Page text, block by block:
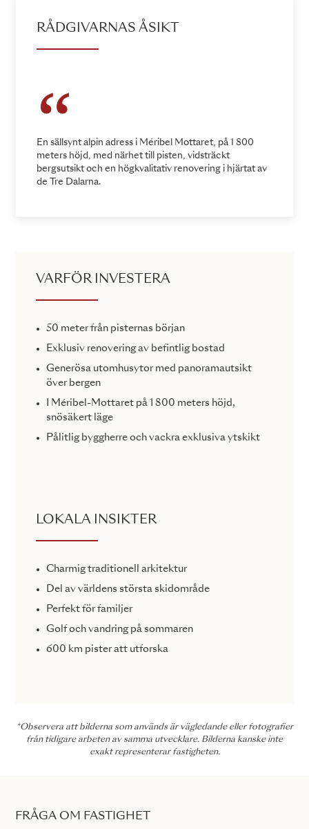
RÅDGIVARNAS ÅSIKT
En sällsynt alpin adress i Méribel Mottaret, på 1 800
meters höjd, med närhet till pisten, vidsträckt
bergsutsikt och en högkvalitativ renovering i hjärtat av
de Tre Dalarna.
VARFÖR INVESTERA
50 meter från pisternas början
Exklusiv renovering av befintlig bostad
Generösa utomhusytor med panoramautsikt
över bergen
I Méribel-Mottaret på 1 800 meters höjd,
snösäkert läge
Pålitlig byggherre och vackra exklusiva ytskikt
LOKALA INSIKTER
Charmig traditionell arkitektur
Del av världens största skidområde
Perfekt för familjer
Golf och vandring på sommaren
600 km pister att utforska
*Observera att bilderna som används är vägledande eller fotografier
från tidigare arbeten av samma utvecklare. Bilderna kanske inte
exakt representerar fastigheten.
FRÅGA OM FASTIGHET